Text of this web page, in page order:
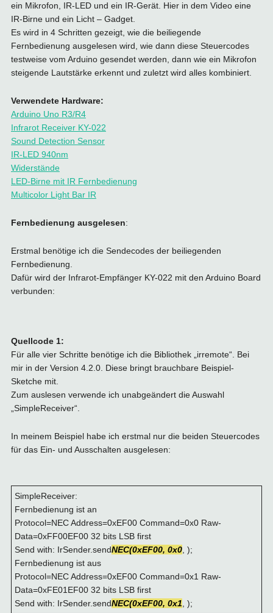
ein Mikrofon, IR-LED und ein IR-Gerät. Hier in dem Video eine
IR-Birne und ein Licht – Gadget.
Es wird in 4 Schritten gezeigt, wie die beiliegende
Fernbedienung ausgelesen wird, wie dann diese Steuercodes
testweise vom Arduino gesendet werden, dann wie ein Mikrofon
steigende Lautstärke erkennt und zuletzt wird alles kombiniert.
Verwendete Hardware:
Arduino Uno R3/R4
Infrarot Receiver KY-022
Sound Detection Sensor
IR-LED 940nm
Widerstände
LED-Birne mit IR Fernbedienung
Multicolor Light Bar IR
Fernbedienung ausgelesen:
Erstmal benötige ich die Sendecodes der beiliegenden
Fernbedienung.
Dafür wird der Infrarot-Empfänger KY-022 mit den Arduino Board
verbunden:
Quellcode 1:
Für alle vier Schritte benötige ich die Bibliothek „irremote“. Bei
mir in der Version 4.2.0. Diese bringt brauchbare Beispiel-
Sketche mit.
Zum auslesen verwende ich unabgeändert die Auswahl
„SimpleReceiver“.
In meinem Beispiel habe ich erstmal nur die beiden Steuercodes
für das Ein- und Ausschalten ausgelesen:
SimpleReceiver:
Fernbedienung ist an
Protocol=NEC Address=0xEF00 Command=0x0 Raw-
Data=0xFF00EF00 32 bits LSB first
Send with: IrSender.sendNEC(0xEF00, 0x0, );
Fernbedienung ist aus
Protocol=NEC Address=0xEF00 Command=0x1 Raw-
Data=0xFE01EF00 32 bits LSB first
Send with: IrSender.sendNEC(0xEF00, 0x1 , );